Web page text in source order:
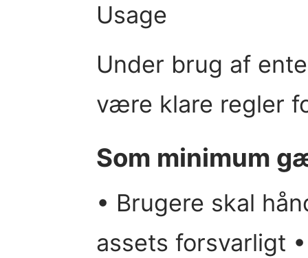
Usage
Under brug af
være klare regler
Som minimum
• Brugere skal
assets forsvarligt